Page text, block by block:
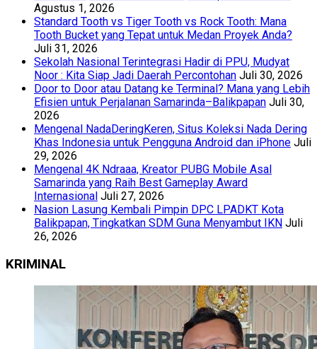
Agustus 1, 2026
Standard Tooth vs Tiger Tooth vs Rock Tooth: Mana
Tooth Bucket yang Tepat untuk Medan Proyek Anda?
Juli 31, 2026
Sekolah Nasional Terintegrasi Hadir di PPU, Mudyat
Noor : Kita Siap Jadi Daerah Percontohan Juli 30, 2026
Door to Door atau Datang ke Terminal? Mana yang Lebih
Efisien untuk Perjalanan Samarinda–Balikpapan Juli 30,
2026
Mengenal NadaDeringKeren, Situs Koleksi Nada Dering
Khas Indonesia untuk Pengguna Android dan iPhone Juli
29, 2026
Mengenal 4K Ndraaa, Kreator PUBG Mobile Asal
Samarinda yang Raih Best Gameplay Award
Internasional Juli 27, 2026
Nasion Lasung Kembali Pimpin DPC LPADKT Kota
Balikpapan, Tingkatkan SDM Guna Menyambut IKN Juli
26, 2026
KRIMINAL